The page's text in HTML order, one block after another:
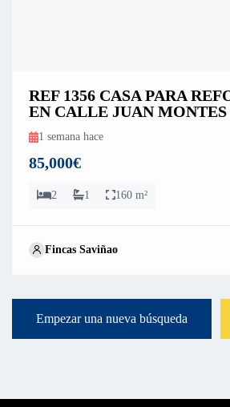
REF 1356 CASA PARA
EN CALLE JUAN MONTES
1 semana hace
85,000€
2 1 160 m²
Fincas Saviñao
Empezar una nueva búsqueda